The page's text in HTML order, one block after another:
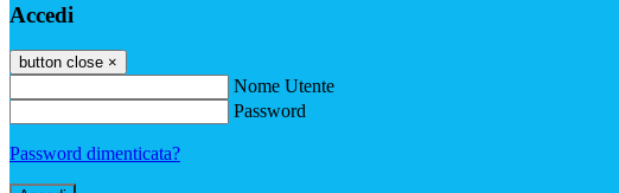
Accedi
button close ×
Nome Utente
Password
Password dimenticata?